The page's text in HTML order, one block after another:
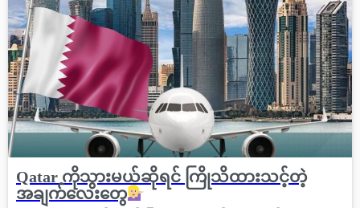
Qatar ကိုသွားမယ်ဆိုရင် ကြိုသိထားသင့်တဲ့
အချက်လေးတွေ